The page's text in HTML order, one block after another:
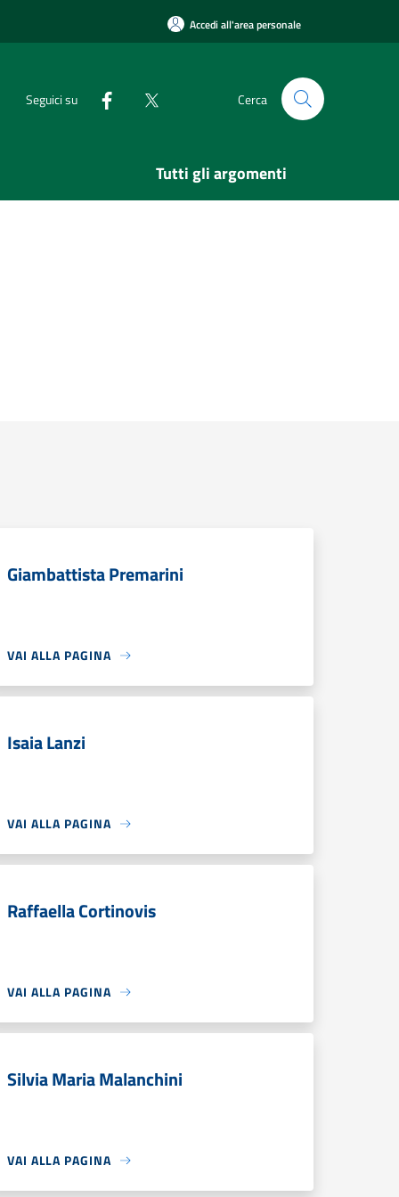
Accedi all'area personale
Seguici su Cerca
Tutti gli argomenti
Giambattista Premarini
VAI ALLA PAGINA
Isaia Lanzi
VAI ALLA PAGINA
Raffaella Cortinovis
VAI ALLA PAGINA
Silvia Maria Malanchini
VAI ALLA PAGINA